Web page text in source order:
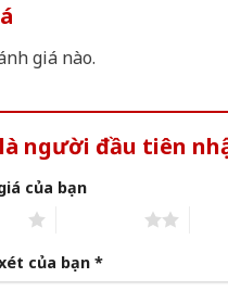
giá nào.
người đầu tiên
của bạn
của bạn *